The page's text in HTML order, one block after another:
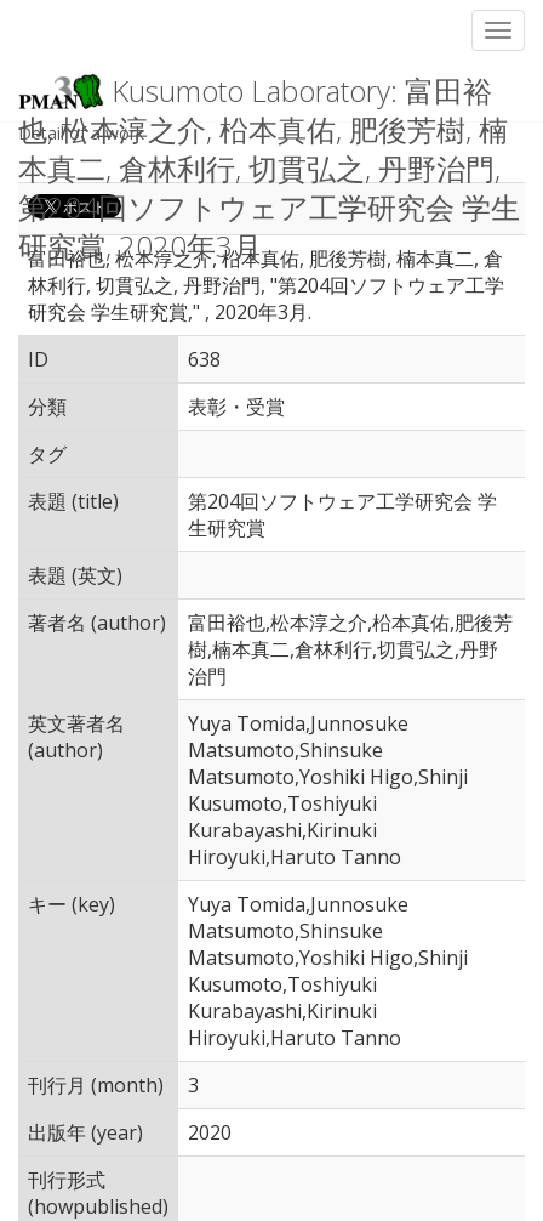
Kusumoto Laboratory: 富田裕
也, 松本淳之介, 柗本真佑, 肥後芳樹, 楠
本真二, 倉林利行, 切貫弘之, 丹野治門,
第204回ソフトウェア工学研究会 学生
研究賞, 2020年3月.
Detail of a work
富田裕也, 松本淳之介, 柗本真佑, 肥後芳樹, 楠本真二, 倉
林利行, 切貫弘之, 丹野治門, "第204回ソフトウェア工学
研究会 学生研究賞," , 2020年3月.
ID
638
分類
表彰・受賞
タグ
表題 (title)
第204回ソフトウェア工学研究会 学
生研究賞
表題 (英文)
著者名 (author)
富田裕也,松本淳之介,柗本真佑,肥後芳
樹,楠本真二,倉林利行,切貫弘之,丹野
治門
英文著者名
(author)
Yuya Tomida,Junnosuke
Matsumoto,Shinsuke
Matsumoto,Yoshiki Higo,Shinji
Kusumoto,Toshiyuki
Kurabayashi,Kirinuki
Hiroyuki,Haruto Tanno
キー (key)
Yuya Tomida,Junnosuke
Matsumoto,Shinsuke
Matsumoto,Yoshiki Higo,Shinji
Kusumoto,Toshiyuki
Kurabayashi,Kirinuki
Hiroyuki,Haruto Tanno
刊行月 (month)
3
出版年 (year)
2020
刊行形式
(howpublished)